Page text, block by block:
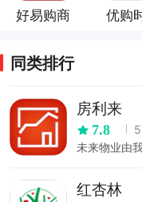
好易购商
优购
同类排行
房利来
7.8
未来物业由
红杏林